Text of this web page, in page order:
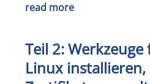
read more
Teil 2:
Linux installieren,